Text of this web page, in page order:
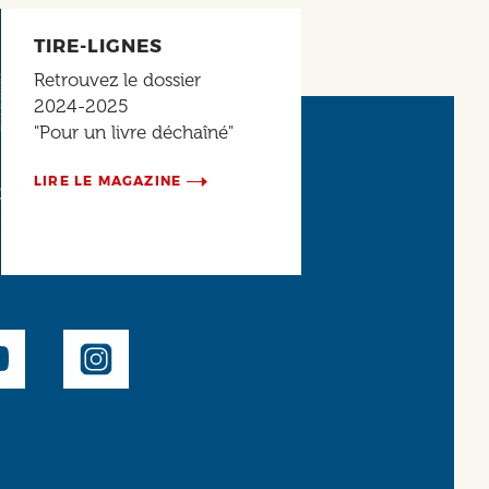
TIRE-LIGNES
Retrouvez le dossier
2024-2025
"Pour un livre déchaîné"
LIRE LE MAGAZINE